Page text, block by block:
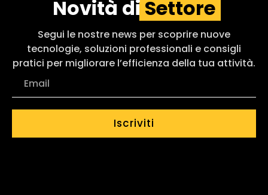
Novità di Settore
Segui le nostre news per scoprire nuove
tecnologie, soluzioni professionali e consigli
pratici per migliorare l’efficienza della tua attività.
Iscriviti